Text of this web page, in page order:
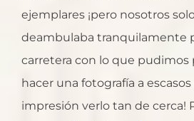
ejemplares ¡pero nosotros
deambulaba tranquilamente
carretera con lo que pudimos
hacer una fotografía a
impresión verlo tan de cerca!